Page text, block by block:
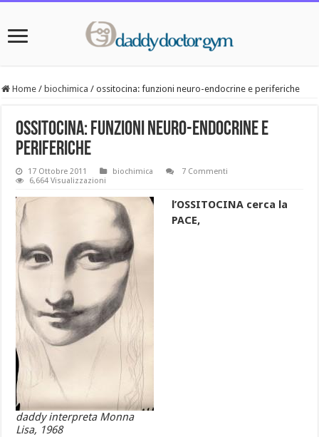
Home / biochimica / ossitocina: funzioni neuro-endocrine e periferiche
ossitocina: funzioni neuro-endocrine e
periferiche
17 Ottobre 2011 biochimica
7 Commenti
6,664 Visualizzazioni
daddy interpreta Monna
Lisa, 1968
l’OSSITOCINA cerca la
PACE,